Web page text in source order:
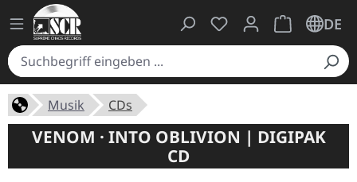
Du hast 0 Produkte
Warenkorb
DE
Musik CDs
VENOM · INTO OBLIVION | DIGIPAK
CD